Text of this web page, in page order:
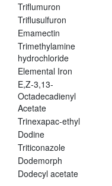
Triflumuron
Triflusulfuron
Emamectin
Trimethylamine
hydrochloride
Elemental Iron
E,Z-3,13-
Octadecadienyl
Acetate
Trinexapac-ethyl
Dodine
Triticonazole
Dodemorph
Dodecyl acetate